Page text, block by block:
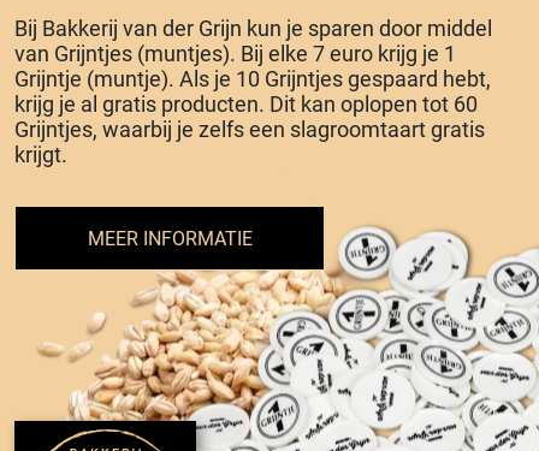
Bij Bakkerij van der Grijn kun je sparen door middel
van Grijntjes (muntjes). Bij elke 7 euro krijg je 1
Grijntje (muntje). Als je 10 Grijntjes gespaard hebt,
krijg je al gratis producten. Dit kan oplopen tot 60
Grijntjes, waarbij je zelfs een slagroomtaart gratis
krijgt.
MEER INFORMATIE